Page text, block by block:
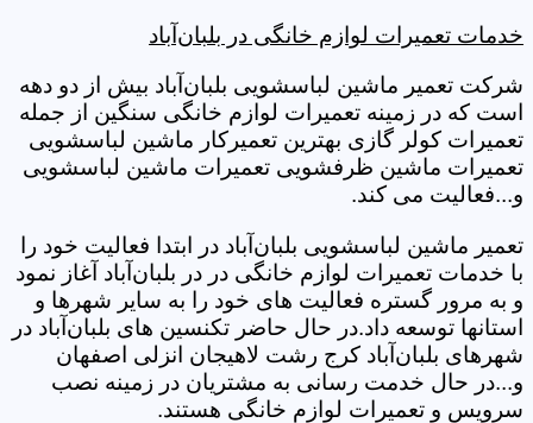
خدمات تعمیرات لوازم خانگی در بلبان‌آباد
شرکت تعمیر ماشین لباسشویی بلبان‌آباد بیش از دو دهه
است که در زمینه تعمیرات لوازم خانگی سنگین از جمله
تعمیرات کولر گازی بهترین تعمیرکار ماشین لباسشویی
تعمیرات ماشین ظرفشویی تعمیرات ماشین لباسشویی
و...فعالیت می کند.
تعمیر ماشین لباسشویی بلبان‌آباد در ابتدا فعالیت خود را
با خدمات تعمیرات لوازم خانگی در در بلبان‌آباد آغاز نمود
و به مرور گستره فعالیت های خود را به سایر شهرها و
استانها توسعه داد.در حال حاضر تکنسین های بلبان‌آباد در
شهرهای بلبان‌آباد کرج رشت لاهیجان انزلی اصفهان
و...در حال خدمت رسانی به مشتریان در زمینه نصب
سرویس و تعمیرات لوازم خانگی هستند.